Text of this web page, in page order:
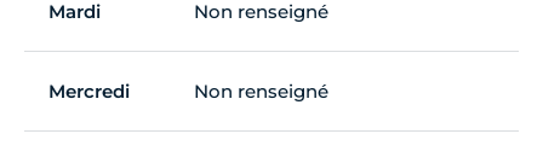
Mardi Non renseigné
Mercredi Non renseigné